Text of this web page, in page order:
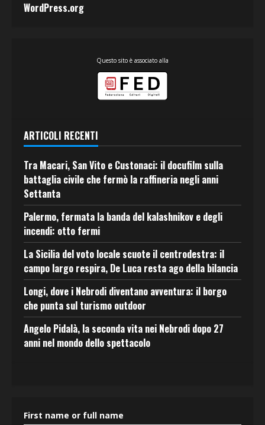
WordPress.org
Questo sito è associato alla
ARTICOLI RECENTI
Tra Macari, San Vito e Custonaci: il docufilm sulla
battaglia civile che fermò la raffineria negli anni
Settanta
Palermo, fermata la banda del kalashnikov e degli
incendi: otto fermi
La Sicilia del voto locale scuote il centrodestra: il
campo largo respira, De Luca resta ago della bilancia
Longi, dove i Nebrodi diventano avventura: il borgo
che punta sul turismo outdoor
Angelo Pidalà, la seconda vita nei Nebrodi dopo 27
anni nel mondo dello spettacolo
First name or full name